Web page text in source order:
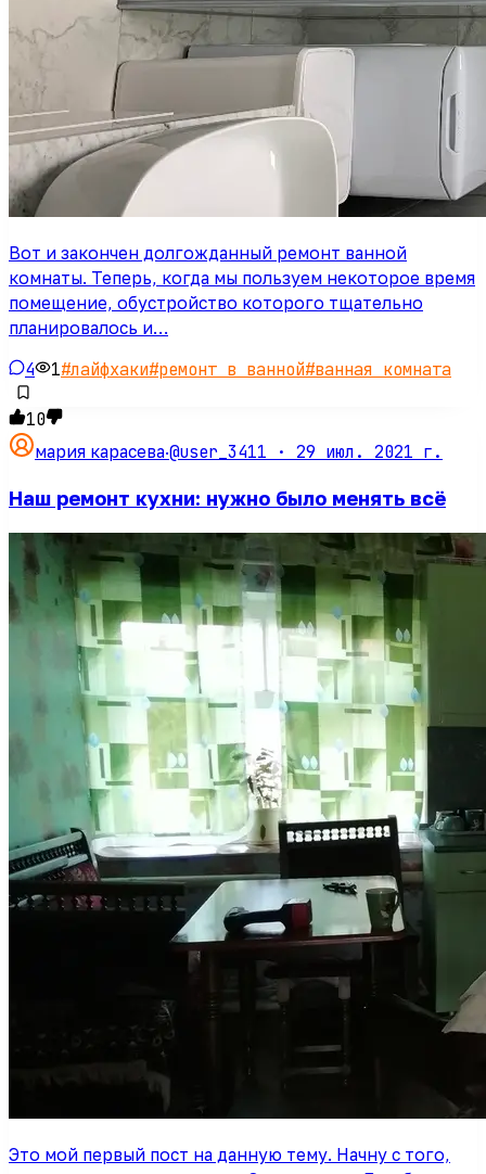
Вот и закончен долгожданный ремонт ванной
комнаты. Теперь, когда мы пользуем некоторое время
помещение, обустройство которого тщательно
планировалось и…
4 1#лайфхаки#ремонт в ванной#ванная комната
10
мария карасева·@user_3411 · 29 июл. 2021 г.
Наш ремонт кухни: нужно было менять всё
Это мой первый пост на данную тему. Начну с того,